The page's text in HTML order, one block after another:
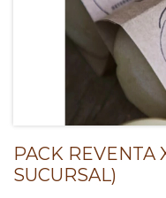
PACK REVENTA
SUCURSAL)